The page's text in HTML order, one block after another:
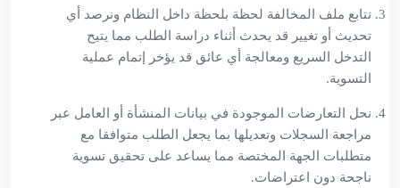
نتابع ملف المخالفة لحظة بلحظة داخل النظام ونرصد أي
تحديث أو تغيير قد يحدث أثناء دراسة الطلب مما يتيح
التدخل السريع ومعالجة أي عائق قد يؤخر إتمام عملية
التسوية.
نحل التعارضات الموجودة في بيانات المنشأة أو العامل عبر
مراجعة السجلات وتعديلها بما يجعل الطلب متوافقا مع
متطلبات الجهة المختصة مما يساعد على تحقيق تسوية
ناجحة دون اعتراضات.